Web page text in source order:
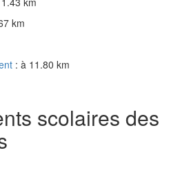
km
: à 11.80 km
scolaires des